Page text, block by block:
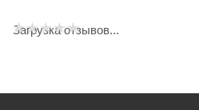
Загрузка отзывов...